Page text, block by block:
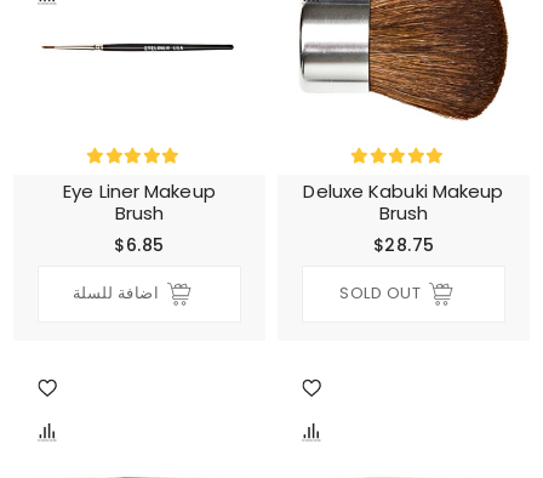
Deluxe Kabuki Makeup
Brush
$28.75
SOLD OUT
Eye Liner Makeup
Brush
$6.85
اضافة للسلة